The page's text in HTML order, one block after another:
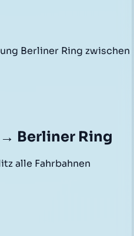
Berliner Ring zwischen
Berliner Ring
alle Fahrbahnen